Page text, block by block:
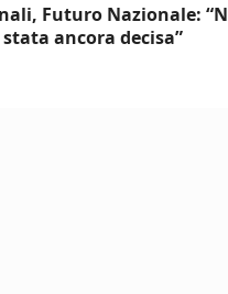
Futuro Nazionale:
ancora decisa”